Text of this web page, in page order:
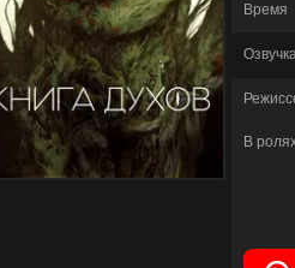
Время
В